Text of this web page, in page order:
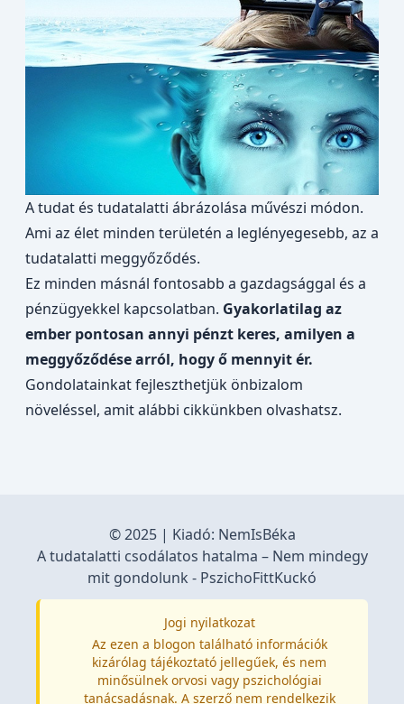
A tudat és tudatalatti ábrázolása művészi módon.
Ami az élet minden területén a leglényegesebb, az a
tudatalatti meggyőződés.
Ez minden másnál fontosabb a gazdagsággal és a
pénzügyekkel kapcsolatban. Gyakorlatilag az
ember pontosan annyi pénzt keres, amilyen a
meggyőződése arról, hogy ő mennyit ér.
Gondolatainkat fejleszthetjük önbizalom
növeléssel, amit alábbi cikkünkben olvashatsz.
© 2025 | Kiadó: NemIsBéka
A tudatalatti csodálatos hatalma – Nem mindegy
mit gondolunk - PszichoFittKuckó
Jogi nyilatkozat
Az ezen a blogon található információk
kizárólag tájékoztató jellegűek, és nem
minősülnek orvosi vagy pszichológiai
tanácsadásnak. A szerző nem rendelkezik